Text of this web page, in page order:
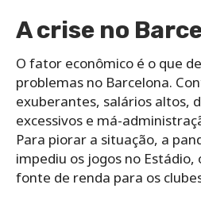
A crise no
O fator econômico é o que
problemas no Barcelona.
exuberantes, salários altos,
excessivos e má-
Para piorar a situação, a
impediu os jogos no Estádio,
fonte de renda para os